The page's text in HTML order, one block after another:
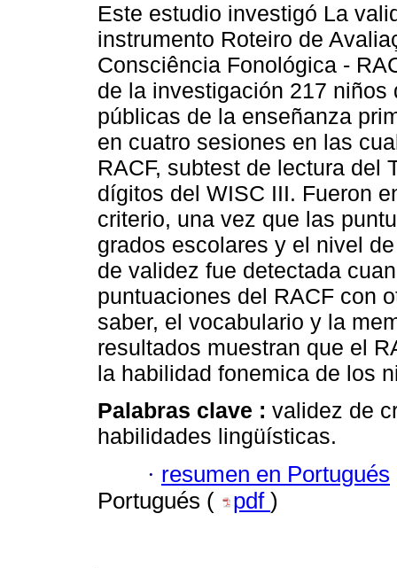
Este estudio investigó La
instrumento Roteiro de
Consciência Fonológica -
de la investigación 217 niños
públicas de la enseñanza
en cuatro sesiones en las
RACF, subtest de lectura del
dígitos del WISC III. Fueron
criterio, una vez que las
grados escolares y el nivel
de validez fue detectada
puntuaciones del RACF con
saber, el vocabulario y la
resultados muestran que el
la habilidad fonemica de los
Palabras clave : validez de
habilidades lingüísticas.
· resumen en Portugués
Portugués (
pdf )